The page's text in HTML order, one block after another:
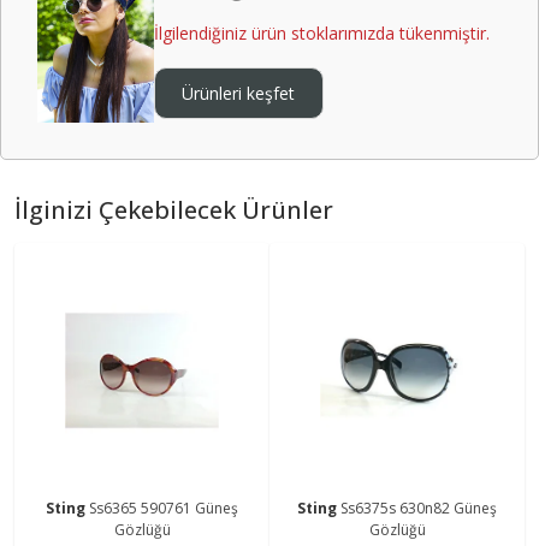
İlgilendiğiniz ürün stoklarımızda tükenmiştir.
Ürünleri keşfet
İlginizi Çekebilecek Ürünler
Sting Ss6365 590761 Güneş
Gözlüğü
Sting Ss6375s 630n82 Güneş
Gözlüğü